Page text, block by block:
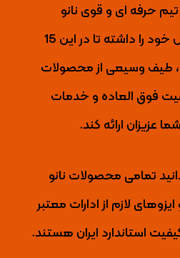
حرفه ای و قوی نانو
خود را داشته تا
در این 15
طیف وسیعی از محصولات
فوق العاده و خدمات
عزیزان ارائه کند.
تمامی محصولات نانو
لازم از ادارات معتبر
استاندارد ایران هستند.